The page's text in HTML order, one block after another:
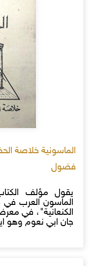
فضول
يقول مؤلف
الماسون العرب في
الكنعانية"، في
جان ابي نعوم وهو